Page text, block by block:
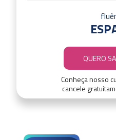
QUERO
Conheça nosso
cancele